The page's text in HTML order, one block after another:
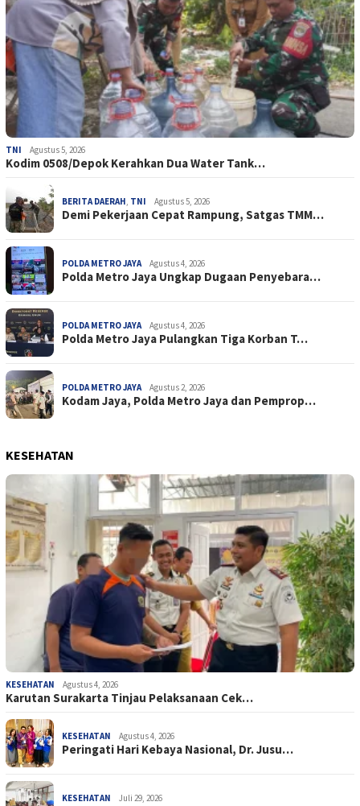
TNI Agustus 5, 2026
Kodim 0508/Depok Kerahkan Dua Water Tank…
BERITA DAERAH, TNI Agustus 5, 2026
Demi Pekerjaan Cepat Rampung, Satgas TMM…
POLDA METRO JAYA Agustus 4, 2026
Polda Metro Jaya Ungkap Dugaan Penyebara…
POLDA METRO JAYA Agustus 4, 2026
Polda Metro Jaya Pulangkan Tiga Korban T…
POLDA METRO JAYA Agustus 2, 2026
Kodam Jaya, Polda Metro Jaya dan Pemprop…
KESEHATAN
KESEHATAN Agustus 4, 2026
Karutan Surakarta Tinjau Pelaksanaan Cek…
KESEHATAN Agustus 4, 2026
Peringati Hari Kebaya Nasional, Dr. Jusu…
KESEHATAN Juli 29, 2026